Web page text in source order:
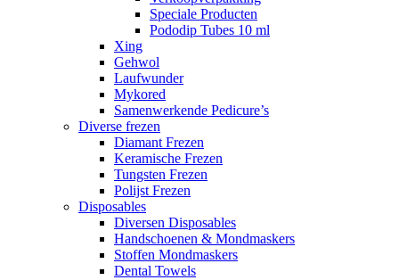
Speciale Producten
Pododip Tubes 10 ml
Xing
Gehwol
Laufwunder
Mykored
Samenwerkende Pedicure’s
Diverse frezen
Diamant Frezen
Keramische Frezen
Tungsten Frezen
Polijst Frezen
Disposables
Diversen Disposables
Handschoenen & Mondmaskers
Stoffen Mondmaskers
Dental Towels